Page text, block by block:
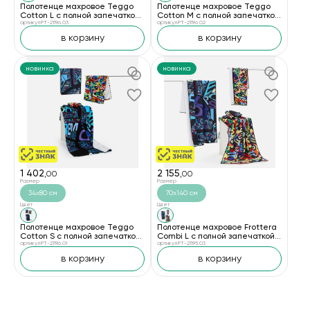
Полотенце махровое Teggo
Cotton L с полной запечаткой
на заказ
артикул PT-21196.03
в корзину
Полотенце махровое Teggo
Cotton М с полной запечаткой
на заказ
артикул PT-21196.02
в корзину
новинка
1 402,00
Размер
34х80 см
Цвет
Полотенце махровое Teggo
Cotton S с полной запечаткой
на заказ
артикул PT-21196.01
в корзину
новинка
2 155,00
Размер
70х140 см
Цвет
Полотенце махровое Frottera
Combi L с полной запечаткой
на заказ
артикул PT-21195.03
в корзину